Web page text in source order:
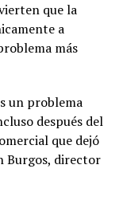
que la
a
más
un problema
después del
que dejó
Burgos, director